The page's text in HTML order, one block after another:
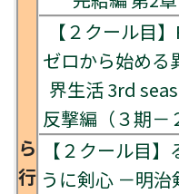
ら
行
【２クール目
ゼロから始める
界生活 3rd
反撃編（３期－
【２クール目】
うに剣心 －明治